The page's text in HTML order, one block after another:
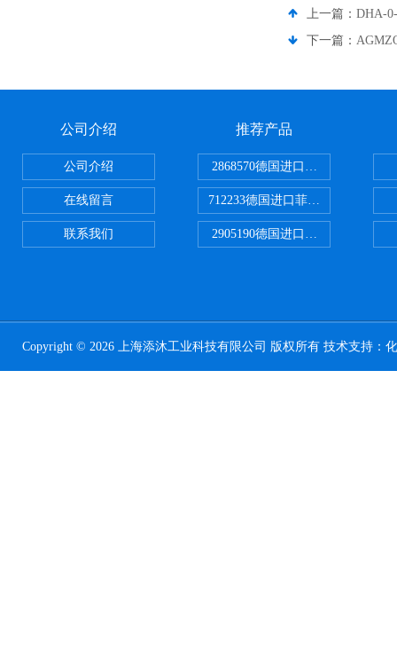
上一篇： DHA-
下一篇：
公司介绍
公司介绍
在线留言
联系我们
推荐产品
2868570德国进口菲尼克斯电源
712233德国进口菲尼克斯断路器
2905190德国进口菲尼克斯继电器
Copyright © 2026 上海添沐工业科技有限公司 版权所有 技术支持：